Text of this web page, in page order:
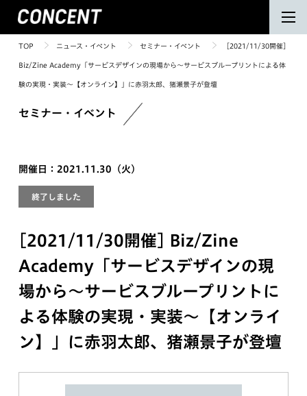
TOP ニュース・イベント セミナー・イベント [2021/11/30開催]
Biz/Zine Academy「サービスデザインの現場から～サービスブループリントによる体
験の実現・実装～【オンライン】」に赤羽太郎、猪瀬景子が登壇
セミナー・イベント
開催日：2021.11.30（火）
終了しました
[2021/11/30開催] Biz/Zine
Academy「サービスデザインの現
場から～サービスブループリントに
よる体験の実現・実装～【オンライ
ン】」に赤羽太郎、猪瀬景子が登壇